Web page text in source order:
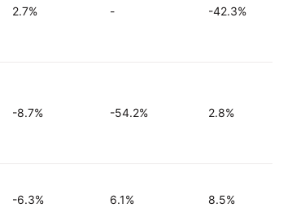
2.7% - -42.3%
-8.7% -54.2% 2.8%
-6.3% 6.1% 8.5%